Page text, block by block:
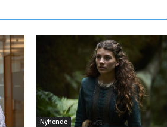
Nyhende